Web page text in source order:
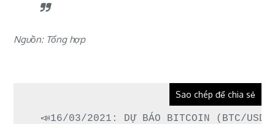
Nguồn: Tổng hợp
Sao chép để chia sẻ
📣16/03/2021: DỰ BÁO BITCOIN (BTC/